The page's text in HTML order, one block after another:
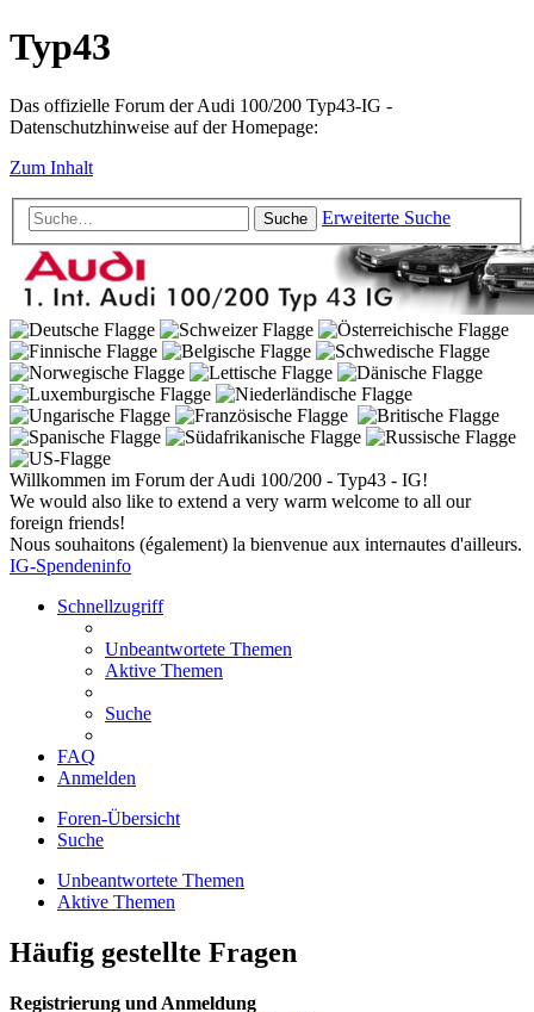
Typ43
Das offizielle Forum der Audi 100/200 Typ43-IG -
Datenschutzhinweise auf der Homepage:
Zum Inhalt
Suche Erweiterte Suche
Willkommen im Forum der Audi 100/200 - Typ43 - IG!
We would also like to extend a very warm welcome to all our
foreign friends!
Nous souhaitons (également) la bienvenue aux internautes d'ailleurs.
IG-Spendeninfo
Schnellzugriff
Unbeantwortete Themen
Aktive Themen
Suche
FAQ
Anmelden
Foren-Übersicht
Suche
Unbeantwortete Themen
Aktive Themen
Häufig gestellte Fragen
Registrierung und Anmeldung